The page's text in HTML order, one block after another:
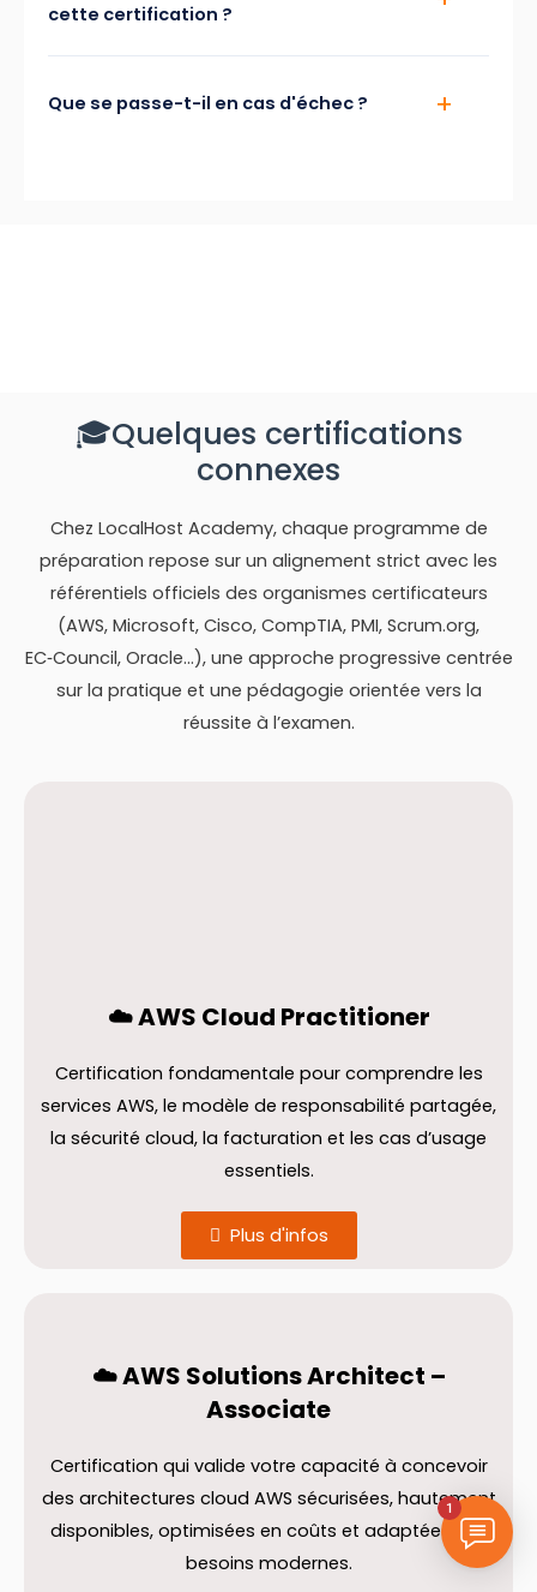
cette certification ?
Que se passe-t-il en cas d'échec ?
🎓Quelques certifications
connexes
Chez LocalHost Academy, chaque programme de
préparation repose sur un alignement strict avec les
référentiels officiels des organismes certificateurs
(AWS, Microsoft, Cisco, CompTIA, PMI, Scrum.org,
EC‑Council, Oracle…), une approche progressive centrée
sur la pratique et une pédagogie orientée vers la
réussite à l’examen.
☁️ AWS Cloud Practitioner
Certification fondamentale pour comprendre les
services AWS, le modèle de responsabilité partagée,
la sécurité cloud, la facturation et les cas d’usage
essentiels.
Plus d'infos
☁️ AWS Solutions Architect –
Associate
Certification qui valide votre capacité à concevoir
des architectures cloud AWS sécurisées, hautement
disponibles, optimisées en coûts et adaptées aux
besoins modernes.
1